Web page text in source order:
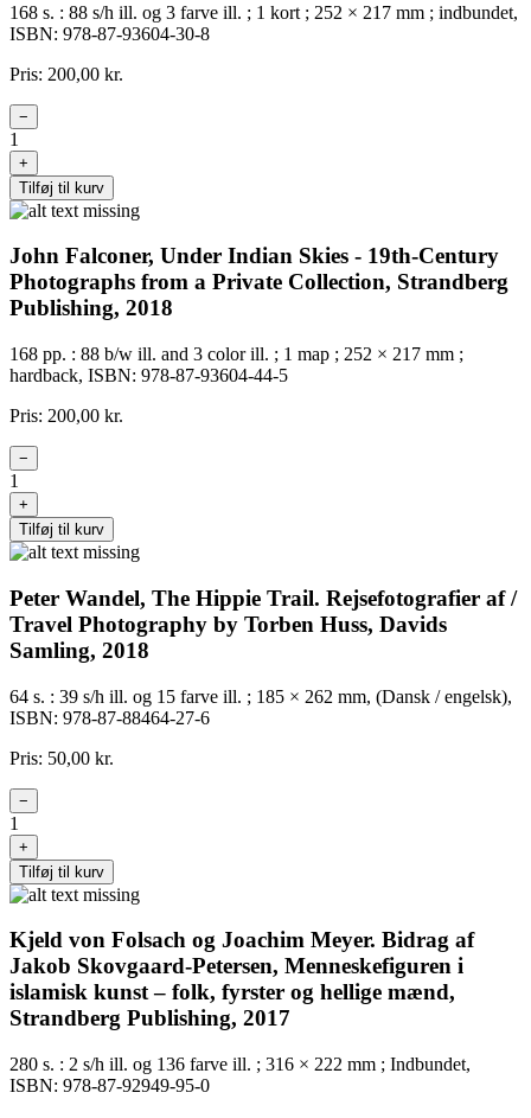
168 s. : 88 s/h ill. og 3 farve ill. ; 1 kort ; 252 × 217 mm ; indbundet,
ISBN: 978-87-93604-30-8
Pris: 200,00 kr.
−
1
+
Tilføj til kurv
John Falconer, Under Indian Skies - 19th-Century
Photographs from a Private Collection, Strandberg
Publishing, 2018
168 pp. : 88 b/w ill. and 3 color ill. ; 1 map ; 252 × 217 mm ;
hardback, ISBN: 978-87-93604-44-5
Pris: 200,00 kr.
−
1
+
Tilføj til kurv
Peter Wandel, The Hippie Trail. Rejsefotografier af /
Travel Photography by Torben Huss, Davids
Samling, 2018
64 s. : 39 s/h ill. og 15 farve ill. ; 185 × 262 mm, (Dansk / engelsk),
ISBN: 978-87-88464-27-6
Pris: 50,00 kr.
−
1
+
Tilføj til kurv
Kjeld von Folsach og Joachim Meyer. Bidrag af
Jakob Skovgaard-Petersen, Menneskefiguren i
islamisk kunst – folk, fyrster og hellige mænd,
Strandberg Publishing, 2017
280 s. : 2 s/h ill. og 136 farve ill. ; 316 × 222 mm ; Indbundet,
ISBN: 978-87-92949-95-0